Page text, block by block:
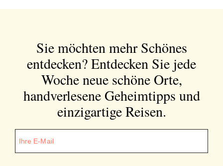
Sie möchten mehr Schönes
entdecken?Entdecken Sie jede
Woche neue schöne Orte,
handverlesene Geheimtipps und
einzigartige Reisen.